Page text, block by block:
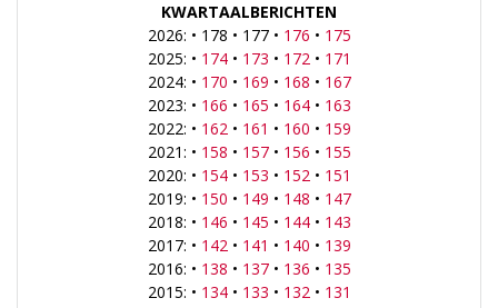
KWARTAALBERICHTEN
2026: • 178 • 177 • 176 • 175
2025: • 174• 173 • 172• 171
2024: • 170 • 169 • 168 • 167
2023: • 166 • 165 • 164• 163
2022: • 162• 161 • 160 • 159
2021: • 158 • 157• 156 • 155
2020: • 154• 153 • 152• 151
2019: • 150 • 149 • 148 • 147
2018: • 146 • 145 • 144• 143
2017: • 142• 141 • 140 • 139
2016: • 138 • 137• 136 • 135
2015: • 134• 133 • 132• 131